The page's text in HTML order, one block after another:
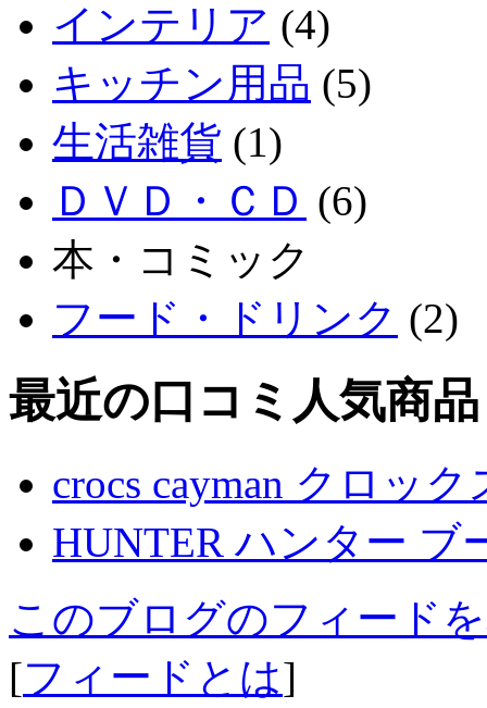
インテリア (4)
キッチン用品 (5)
生活雑貨 (1)
ＤＶＤ・ＣＤ (6)
本・コミック
フード・ドリンク (2)
最近の口コミ人気商品
crocs cayman クロッ
HUNTER ハンター ブ
このブログのフィード
[フィードとは]